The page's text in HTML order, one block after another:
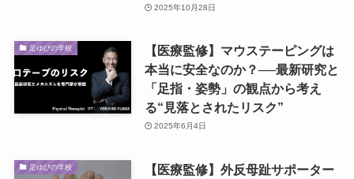
2025年10月28日
足ゆびの学校
【医療監修】マウステーピングは
本当に安全なのか？──最新研究と
「足指・姿勢」の観点から考え
る“見落とされたリスク”
2025年6月4日
足ゆびの学校
【医療監修】外反母趾サポーター